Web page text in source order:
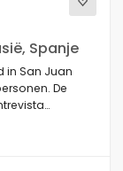
Spanje
in San Juan
De